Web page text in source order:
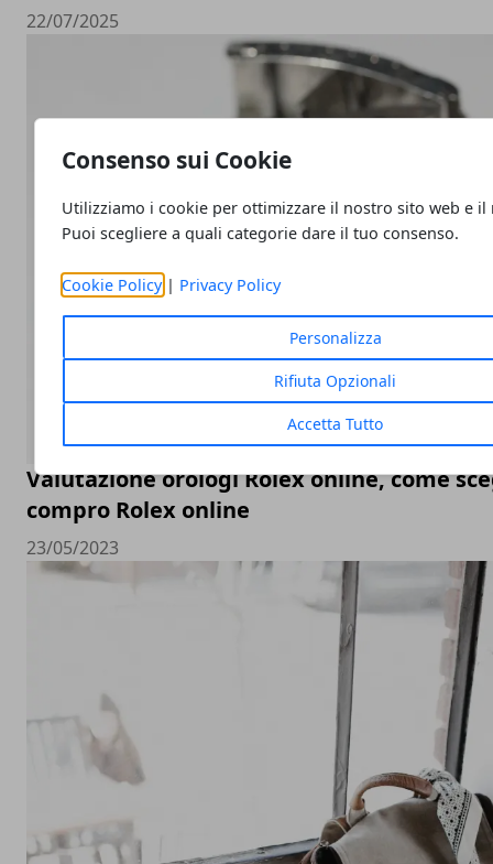
Consenso sui Cookie
Utilizziamo i cookie per ottimizzare il nostro sito web e il
Puoi scegliere a quali categorie dare il tuo consenso.
Cookie Policy| Privacy Policy
Personalizza
Rifiuta Opzionali
Accetta Tutto
22/07/2025
Valutazione orologi Rolex online, come
compro Rolex online
23/05/2023